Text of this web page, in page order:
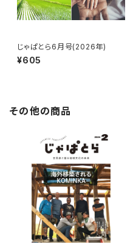
じゃぱとら6月号(2026年)
¥605
その他の商品